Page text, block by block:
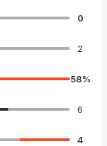
0
2
58%
6
4